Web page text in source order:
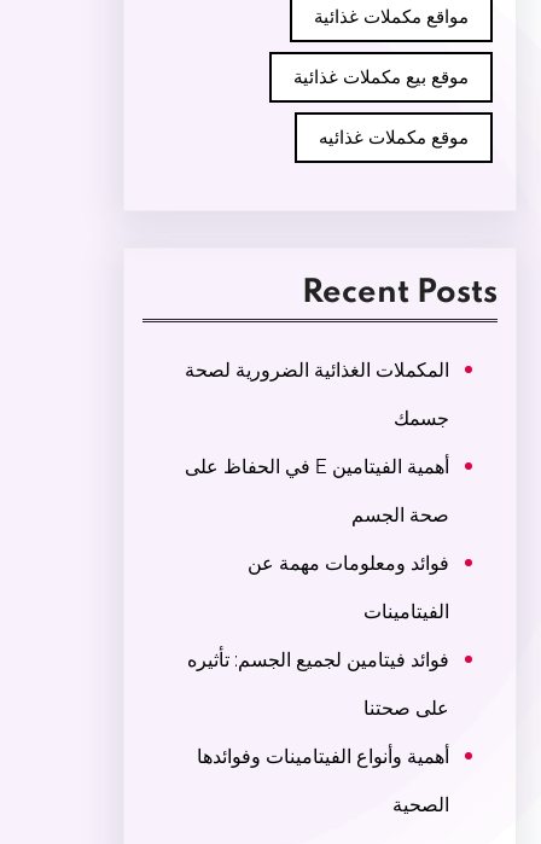
مواقع مكملات غذائية
موقع بيع مكملات غذائية
موقع مكملات غذائيه
Recent Posts
المكملات الغذائية الضرورية لصحة
جسمك
أهمية الفيتامين E في الحفاظ على
صحة الجسم
فوائد ومعلومات مهمة عن
الفيتامينات
فوائد فيتامين لجميع الجسم: تأثيره
على صحتنا
أهمية وأنواع الفيتامينات وفوائدها
الصحية